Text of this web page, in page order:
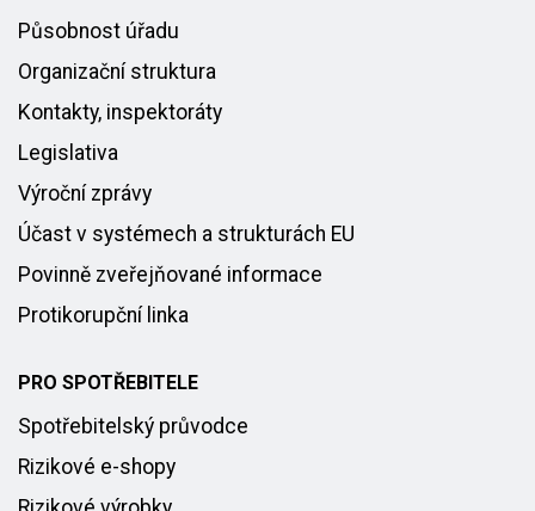
Působnost úřadu
Organizační struktura
Kontakty, inspektoráty
Legislativa
Výroční zprávy
Účast v systémech a strukturách EU
Povinně zveřejňované informace
Protikorupční linka
PRO SPOTŘEBITELE
Spotřebitelský průvodce
Rizikové e-shopy